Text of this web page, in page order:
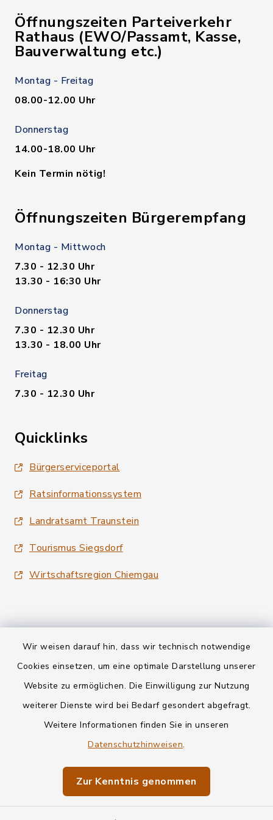
Wir weisen darauf hin, dass wir technisch notwendige
Cookies einsetzen, um eine optimale Darstellung unserer
Website zu ermöglichen. Die Einwilligung zur Nutzung
weiterer Dienste wird bei Bedarf gesondert abgefragt.
Weitere Informationen finden Sie in unseren
Datenschutzhinweisen.
Zur Kenntnis genommen
Öffnungszeiten Parteiverkehr
Rathaus (EWO/Passamt, Kasse,
Bauverwaltung etc.)
Montag - Freitag
08.00-12.00 Uhr
Donnerstag
14.00-18.00 Uhr
Kein Termin nötig!
Öffnungszeiten Bürgerempfang
Montag - Mittwoch
7.30 - 12.30 Uhr
13.30 - 16:30 Uhr
Donnerstag
7.30 - 12.30 Uhr
13.30 - 18.00 Uhr
Freitag
7.30 - 12.30 Uhr
Quicklinks
Bürgerserviceportal
Ratsinformationssystem
Landratsamt Traunstein
Tourismus Siegsdorf
Wirtschaftsregion Chiemgau
Kontakt
Informationspflichten